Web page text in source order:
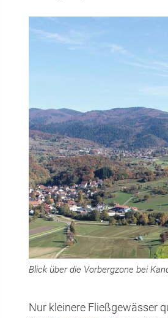
Blick über die Vorbergzone bei
Nur kleinere Fließgewässer